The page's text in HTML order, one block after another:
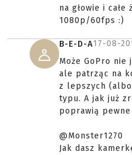
na głowie i całe
1080p/60fps :)
B-E-D-A17-08-
Może GoPro nie
ale patrząc na
z lepszych
typu. A jak już
poprawią pewne
@Monster1270
Jak dasz